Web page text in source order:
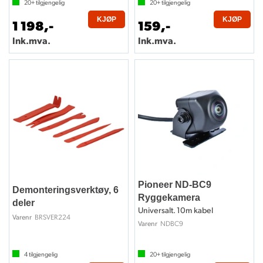
20+tilgjengelig
1 198,-
Ink.mva.
KJØP
20+tilgjengelig
159,-
Ink.mva.
KJØP
Demonteringsverktøy, 6
deler
Varenr BRSVER224
4tilgjengelig
Pioneer ND-BC9
Ryggekamera
Universalt. 10m kabel
Varenr NDBC9
20+tilgjengelig